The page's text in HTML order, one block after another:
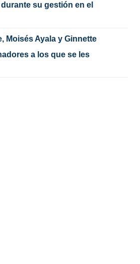
su gestión en el
Moisés Ayala y Ginnette
a los que se les